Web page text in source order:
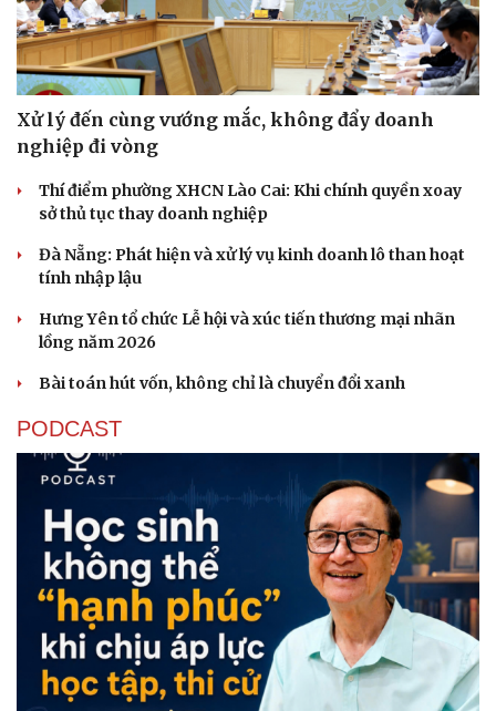
Cải chính
Xử lý đến cùng vướng mắc, không đẩy doanh
nghiệp đi vòng
Thí điểm phường XHCN Lào Cai: Khi chính quyền xoay
sở thủ tục thay doanh nghiệp
Đà Nẵng: Phát hiện và xử lý vụ kinh doanh lô than hoạt
tính nhập lậu
Hưng Yên tổ chức Lễ hội và xúc tiến thương mại nhãn
lồng năm 2026
Bài toán hút vốn, không chỉ là chuyển đổi xanh
PODCAST